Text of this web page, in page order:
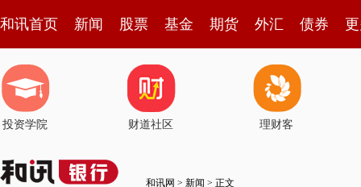
和讯首页 新闻 股票 基金 期货 外汇 债券
投资学院 财道社区 理财客
和讯网 > 新闻 > 正文